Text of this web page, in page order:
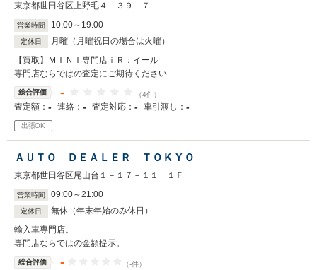
東京都世田谷区上野毛４－３９－７
営業時間 10:00～ 19:00
定休日
月曜（月曜祝日の場合は火曜）
【買取】ＭＩＮＩ専門店ｉＲ：イール
専門店ならではの査定にご期待ください
総合評価 - （4件）
査定額： - 連絡： - 査定対応： - 車引渡し： -
出張OK
ＡＵＴＯ ＤＥＡＬＥＲ ＴＯＫＹＯ
東京都世田谷区尾山台１－１７－１１ １Ｆ
営業時間 09:00～21:00
定休日
無休（年末年始のみ休日）
輸入車専門店。
専門店ならではの金額提示。
総合評価 - （-件）